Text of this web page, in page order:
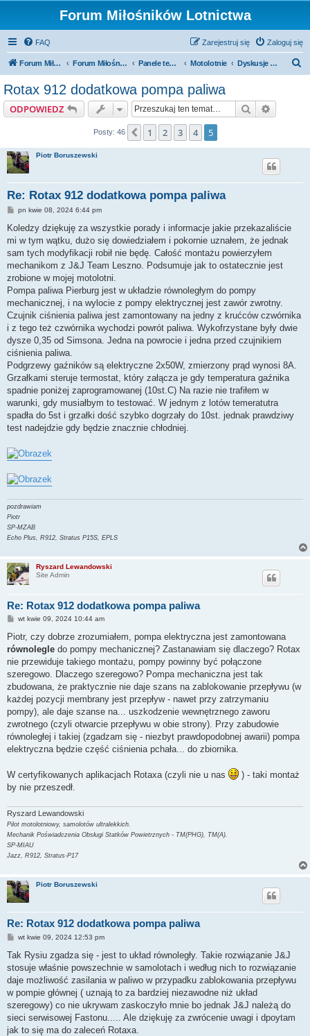
Forum Miłośników Lotnictwa
FAQ Zaloguj się
Zarejestruj się
Forum Miłośników Lotnictwa Forum Miłośników Lotnictwa Panele tematyczne Motolotnie Dyskusje ogólne
Rotax 912 dodatkowa pompa paliwa
ODPOWIEDZ Szukaj
Posty: 46 Poprzednia
1 2 3 4 5
Piotr Boruszewski
Re: Rotax 912 dodatkowa pompa paliwa
P
s
pn kwie 08, 2024 6:44 pm
Koledzy dziękuję za wszystkie porady i informacje jakie przekazaliście
mi w tym wątku, dużo się dowiedziałem i pokornie uznałem, że jednak
sam tych modyfikacji robił nie będę. Całość montażu powierzyłem
mechanikom z J&J Team Leszno. Podsumuje jak to ostatecznie jest
zrobione w mojej motolotni.
Pompa paliwa Pierburg jest w układzie równoległym do pompy
mechanicznej, i na wylocie z pompy elektrycznej jest zawór zwrotny.
Czujnik ciśnienia paliwa jest zamontowany na jedny z krućców czwórnika
i z tego też czwórnika wychodzi powrót paliwa. Wykofrzystane były dwie
dysze 0,35 od Simsona. Jedna na powrocie i jedna przed czujnikiem
ciśnienia paliwa.
Podgrzewy gaźników są elektryczne 2x50W, zmierzony prąd wynosi 8A.
Grzałkami steruje termostat, który załącza je gdy temperatura gaźnika
spadnie poniżej zaprogramowanej (10st.C) Na razie nie trafiłem w
warunki, gdy musiałbym to testować. W jednym z lotów temeratutra
spadła do 5st i grzałki dość szybko dogrzały do 10st. jednak prawdziwy
test nadejdzie gdy będzie znacznie chłodniej.
pozdrawiam
Piotr
SP-MZAB
Echo Plus, R912, Stratus P15S, EPLS
Ryszard Lewandowski
Site Admin
Re: Rotax 912 dodatkowa pompa paliwa
P
s
wt kwie 09, 2024 10:44 am
Piotr, czy dobrze zrozumiałem, pompa elektryczna jest zamontowana
równolegle do pompy mechanicznej? Zastanawiam się dlaczego? Rotax
nie przewiduje takiego montażu, pompy powinny być połączone
szeregowo. Dlaczego szeregowo? Pompa mechaniczna jest tak
zbudowana, że praktycznie nie daje szans na zablokowanie przepływu (w
każdej pozycji membrany jest przepływ - nawet przy zatrzymaniu
pompy), ale daje szanse na... uszkodzenie wewnętrznego zaworu
zwrotnego (czyli otwarcie przepływu w obie strony). Przy zabudowie
równoległej i takiej (zgadzam się - niezbyt prawdopodobnej awarii) pompa
elektryczna będzie część ciśnienia pchała... do zbiornika.
W certyfikowanych aplikacjach Rotaxa (czyli nie u nas
) - taki montaż
by nie przeszedł.
Ryszard Lewandowski
Pilot motolotniowy, samolotów ultralekkich.
Mechanik Poświadczenia Obsługi Statków Powietrznych - TM(PHG), TM(A).
SP-MIAU
Jazz, R912, Stratus-P17
Piotr Boruszewski
Re: Rotax 912 dodatkowa pompa paliwa
P
s
wt kwie 09, 2024 12:53 pm
Tak Rysiu zgadza się - jest to układ równoległy. Takie rozwiązanie J&J
stosuje właśnie powszechnie w samolotach i według nich to rozwiązanie
daje możliwość zasilania w paliwo w przypadku zablokowania przepływu
w pompie głównej ( uznają to za bardziej niezawodne niż układ
szeregowy) co nie ukrywam zaskoczyło mnie bo jednak J&J należą do
sieci serwisowej Fastonu..... Ale dziękuję za zwrócenie uwagi i dpoytam
jak to się ma do zaleceń Rotaxa.